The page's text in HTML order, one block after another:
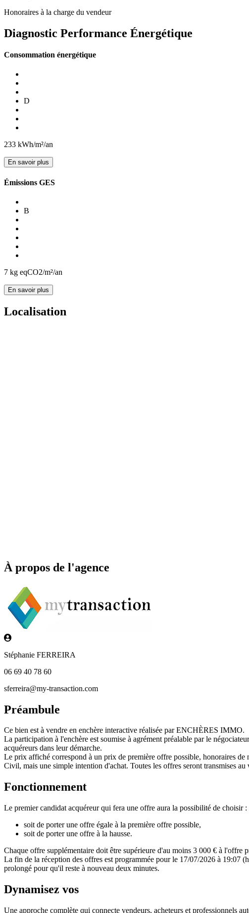
Honoraires à la charge du vendeur
Diagnostic Performance Énergétique
Consommation énergétique
D
233 kWh/m²/an
En savoir plus
Émissions GES
B
7 kg eqCO2/m²/an
En savoir plus
Localisation
À propos de l'agence
Stéphanie FERREIRA
06 69 40 78 60
sferreira@my-transaction.com
Préambule
Ce bien est à vendre en enchère interactive réalisée par ENCHÈRES IMMO.
La participation à l'enchère est soumise à agrément préalable par le
acquéreurs dans leur démarche.
Le prix affiché correspond à un prix de première offre possible, honoraires
Civil, mais une simple intention d'achat. Toutes les offres seront transmises
Fonctionnement
Le premier candidat acquéreur qui fera une offre aura la possibilité de choisir :
soit de porter une offre égale à la première offre possible,
soit de porter une offre à la hausse.
Chaque offre supplémentaire doit être supérieure d'au moins 3 000 € à l'offre
La fin de la réception des offres est programmée pour le 17/07/2026 à 19:07
prolongé pour qu'il reste à nouveau deux minutes.
Dynamisez vos
Une approche complète qui connecte vendeurs, acheteurs et professionnels